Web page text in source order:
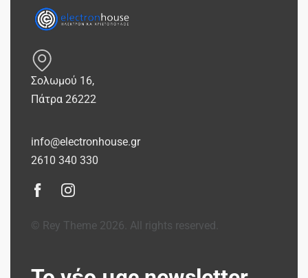
Σολωμού 16,
Πάτρα 26222
info@electronhouse.gr
2610 340 330
© Rey Theme 2026. All rights reserved.